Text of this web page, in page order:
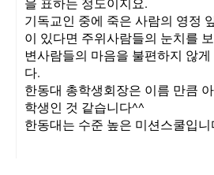
기독교인 중에 죽은 사람의 영정
이 있다면 주위사람들의 눈치를
변사람들의 마음을 불편하지 않
다.
한동대 총학생회장은 이름 만큼
학생인 것 같습니다^^
한동대는 수준 높은 미션스쿨입니